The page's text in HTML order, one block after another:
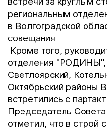
региональным
в Волгоградской
совещания
Кроме того,
отделения "РОДИНЫ",
Светлоярский,
Октябрьский районы
встретились с
Председатель
отметил, что в строй